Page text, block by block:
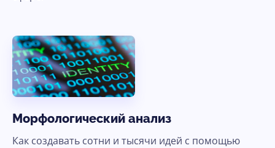
Морфологический анализ
Как создавать сотни и тысячи идей с помощью